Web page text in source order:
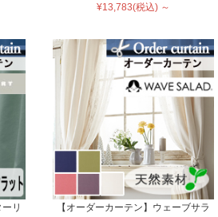
¥13,783(税込) ～
リ 【オーダーカーテン】ウェーブサラ